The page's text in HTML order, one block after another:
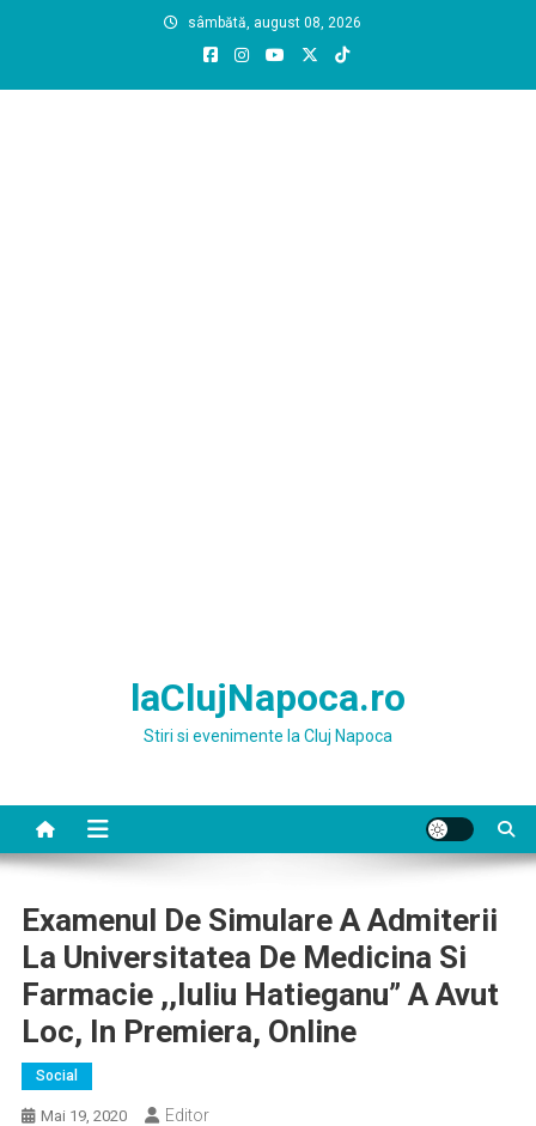
sâmbătă, august 08, 2026
laClujNapoca.ro
Stiri si evenimente la Cluj Napoca
Examenul De Simulare A Admiterii
La Universitatea De Medicina Si
Farmacie ,,Iuliu Hatieganu” A Avut
Loc, In Premiera, Online
Social
Mai 19, 2020 Editor